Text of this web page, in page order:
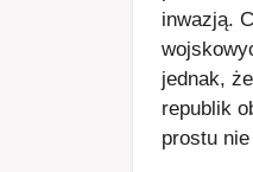
inwazją.
jednak,
republik
prostu